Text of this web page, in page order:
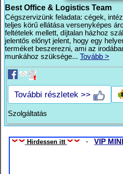
Best Office & Logistics Team
Cégszervizünk feladata: cégek,
teljes körű ellátása versenyképes
feltételek mellett, díjtalan házhoz
jelentős előnyt jelent, hogy egy
terméket beszerezni, ami az
munkához szüksége... Tovább >
További részletek >>
Szolgáltatás
Hirdessen itt -VIP